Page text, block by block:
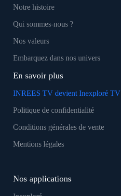
Notre histoire
Qui sommes-nous ?
Nos valeurs
Embarquez dans nos univers
En savoir plus
INREES TV devient Inexploré TV
Politique de confidentialité
Conditions générales de vente
Mentions légales
Nos applications